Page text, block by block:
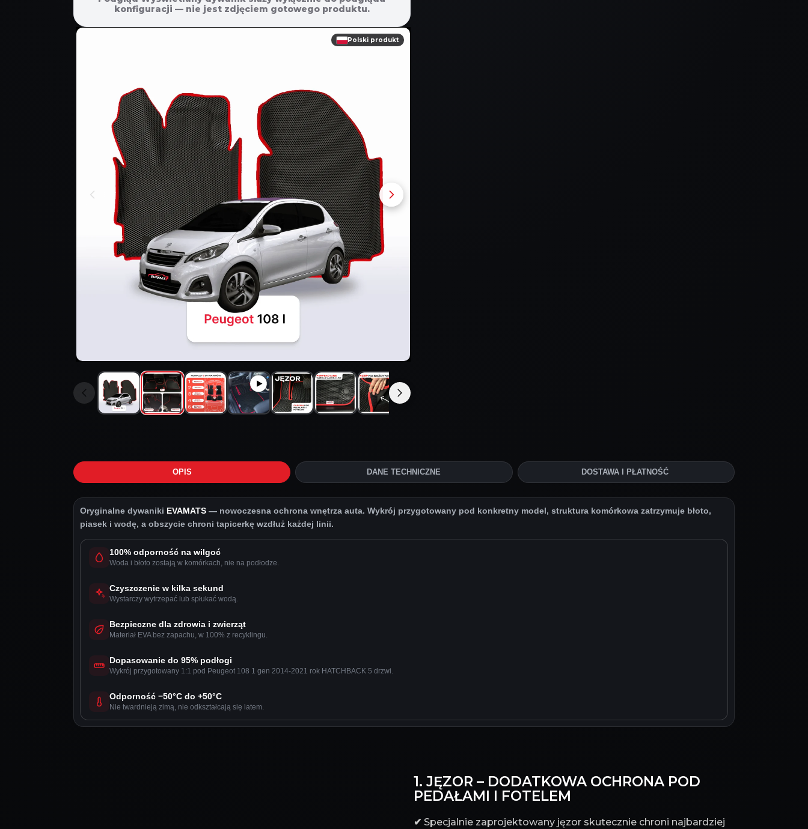
konfiguracji — nie jest zdjęciem gotowego produktu.
Polski produkt
POMIŃ, ABY
PRZEJŚĆ
DO
OPIS DANE TECHNICZNE DOSTAWA I PŁATNOŚĆ
Oryginalne dywaniki EVAMATS — nowoczesna ochrona wnętrza auta. Wykrój przygotowany pod konkretny model, struktura komórkowa zatrzymuje błoto,
piasek i wodę, a obszycie chroni tapicerkę wzdłuż każdej linii.
100% odporność na wilgoć
Woda i błoto zostają w komórkach, nie na podłodze.
Czyszczenie w kilka sekund
Wystarczy wytrzepać lub spłukać wodą.
Bezpieczne dla zdrowia i zwierząt
Materiał EVA bez zapachu, w 100% z recyklingu.
Dopasowanie do 95% podłogi
Wykrój przygotowany 1:1 pod Peugeot 108 1 gen 2014-2021 rok HATCHBACK 5 drzwi.
Odporność −50°C do +50°C
Nie twardnieją zimą, nie odkształcają się latem.
1. JĘZOR – DODATKOWA OCHRONA POD
PEDAŁAMI I FOTELEM
✔ Specjalnie zaprojektowany jęzor skutecznie chroni najbardziej